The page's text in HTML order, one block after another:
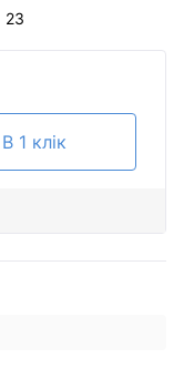
23
В 1 клік